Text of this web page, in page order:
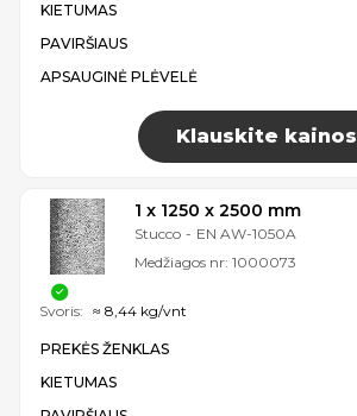
KIETUMAS
PAVIRŠIAUS
APSAUGINĖ PLĖVELĖ
Klauskite kainos
1 x 1250 x 2500 mm
Stucco - EN AW-1050A
Medžiagos nr: 1000073
PREKĖS ŽENKLAS
KIETUMAS
Svoris: ≈ 8,44 kg/vnt